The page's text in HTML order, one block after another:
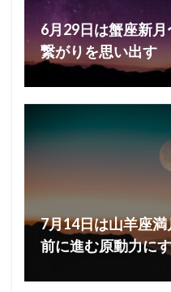
6月29日は蟹座新
繋がりを思い出す
7月14日は山羊座
前に進む原動力に